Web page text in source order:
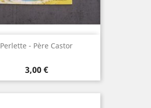
Perlette - Père Castor
Prix
3,00 €